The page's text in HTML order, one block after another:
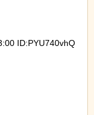
ID:PYU740vhQ